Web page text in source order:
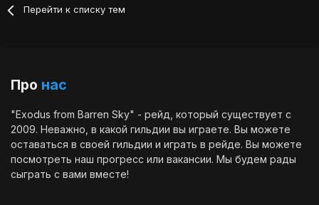
Перейти к списку тем
Про нас
"Exodus from Barren Sky" - рейд, который существует с
2009. Неважно, в какой гильдии вы играете. Вы можете
оставаться в своей гильдии и играть в рейде. Вы можете
посмотреть наш прогресс или вакансии. Мы будем рады
сыграть с вами вместе!